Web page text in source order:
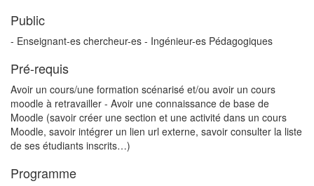
Public
- Enseignant-es chercheur-es - Ingénieur-es Pédagogiques
Pré-requis
Avoir un cours/une formation scénarisé et/ou avoir un cours
moodle à retravailler - Avoir une connaissance de base de
Moodle (savoir créer une section et une activité dans un cours
Moodle, savoir intégrer un lien url externe, savoir consulter la liste
de ses étudiants inscrits…)
Programme